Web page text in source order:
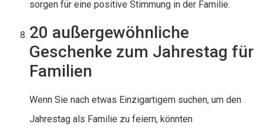
sorgen für eine positive Stimmung in der Familie.
20 außergewöhnliche
Geschenke zum Jahrestag für
Familien
Wenn Sie nach etwas Einzigartigem suchen, um den
Jahrestag als Familie zu feiern, könnten